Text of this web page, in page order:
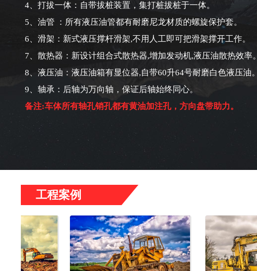
4、打拔一体：自带拔桩装置，集打桩拔桩于一体。
5、油管 ：所有液压油管都有耐磨尼龙材质的螺旋保护套。
6、滑架：新式液压撑杆滑架,不用人工即可把滑架撑开工作。
7、散热器：新设计组合式散热器,增加发动机,液压油散热效率。
8、液压油：液压油箱有显位器,自带60升64号耐磨白色液压油。
9、轴承：后轴为万向轴，保证后轴始终同心。
备注:车体所有轴孔销孔都有黄油加注孔，方向盘带助力。
工程案例